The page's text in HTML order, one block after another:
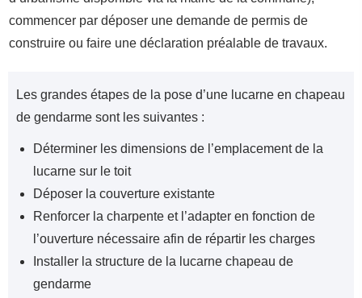
commencer par déposer une demande de permis de
construire ou faire une déclaration préalable de travaux.
Les grandes étapes de la pose d’une lucarne en chapeau
de gendarme sont les suivantes :
Déterminer les dimensions de l’emplacement de la
lucarne sur le toit
Déposer la couverture existante
Renforcer la charpente et l’adapter en fonction de
l’ouverture nécessaire afin de répartir les charges
Installer la structure de la lucarne chapeau de
gendarme